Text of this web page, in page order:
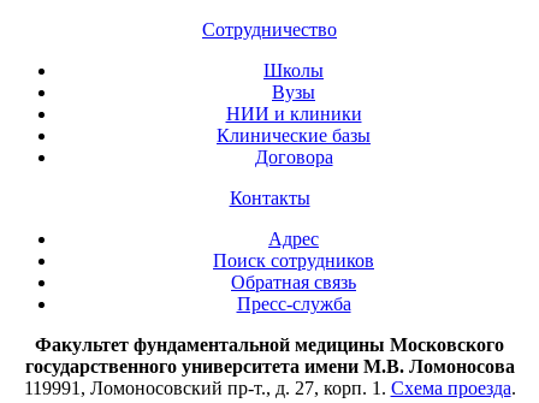
Сотрудничество
Школы
Вузы
НИИ и клиники
Клинические базы
Договора
Контакты
Адрес
Поиск сотрудников
Обратная связь
Пресс-служба
Факультет фундаментальной медицины Московского
государственного университета имени М.В. Ломоносова
119991, Ломоносовский пр-т., д. 27, корп. 1. Схема проезда.